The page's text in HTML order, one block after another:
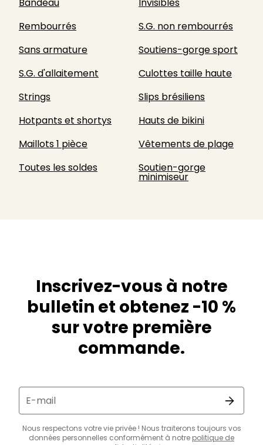
Rembourrés
S.G. non rembourrés
Sans armature
Soutiens-gorge sport
S.G. d'allaitement
Culottes taille haute
Strings
Slips brésiliens
Hotpants et shortys
Hauts de bikini
Maillots 1 pièce
Vêtements de plage
Toutes les soldes
Soutien-gorge
minimiseur
Inscrivez-vous à notre
bulletin et obtenez -10 %
sur votre première
commande.
E-mail
Nous respectons votre vie privée ! Nous traiterons toujours vos
données personnelles conformément à notre politique de